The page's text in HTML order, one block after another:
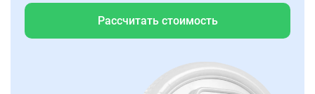
Рассчитать стоимость